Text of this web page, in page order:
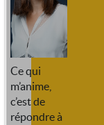
Ce qui
m’anime,
c’est de
répondre à